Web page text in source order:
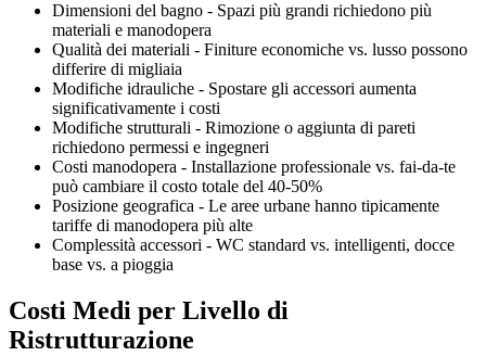
Dimensioni del bagno - Spazi più grandi richiedono più
materiali e manodopera
Qualità dei materiali - Finiture economiche vs. lusso possono
differire di migliaia
Modifiche idrauliche - Spostare gli accessori aumenta
significativamente i costi
Modifiche strutturali - Rimozione o aggiunta di pareti
richiedono permessi e ingegneri
Costi manodopera - Installazione professionale vs. fai-da-te
può cambiare il costo totale del 40-50%
Posizione geografica - Le aree urbane hanno tipicamente
tariffe di manodopera più alte
Complessità accessori - WC standard vs. intelligenti, docce
base vs. a pioggia
Costi Medi per Livello di
Ristrutturazione